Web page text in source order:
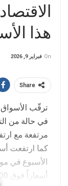
هذا
On فبراير 9, 2026
Share
ترقّب الأسواق
في حالة من
مرتفعة مع
كما ارتفعت
الأسبوع في
أسعاراً فوق 5000 دولار.